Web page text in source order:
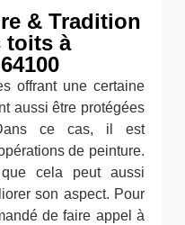
& Tradition
toits à
offrant une certaine
aussi être protégées
ce cas, il est
de peinture.
cela peut aussi
son aspect. Pour
de faire appel à